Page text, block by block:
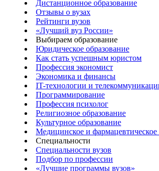
Дистанционное образование
Отзывы о вузах
Рейтинги вузов
«Лучший вуз России»
Выбираем образование
Юридическое образование
Как стать успешным юристом
Профессия экономист
Экономика и финансы
IT-технологии и
Программирование
Профессия психолог
Религиозное образование
Культурное образование
Медицинское и фармацевтическое
Специальности
Специальности вузов
Подбор по профессии
«Лучшие программы вузов»